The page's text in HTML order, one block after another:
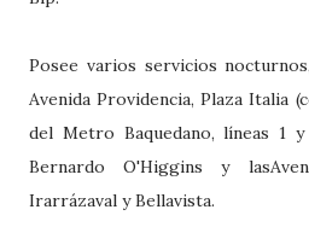
Posee varios servicios
Avenida Providencia, Plaza Italia
del Metro Baquedano, líneas 1
Bernardo O'Higgins y
Irarrázaval y Bellavista.